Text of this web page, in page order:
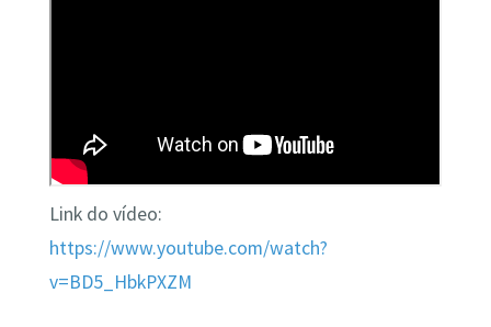
Link do vídeo:
https://www.youtube.com/watch?
v=BD5_HbkPXZM